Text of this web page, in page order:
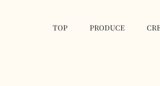
LIMITED WEDDING
フォトウェディングを新しい記念日に
TOP PRODUCE